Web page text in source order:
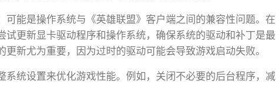
可能是操作系统与《英雄联盟》客户端之间的兼容性问题。在
试更新显卡驱动程序和操作系统，确保系统的驱动和补丁是最
更新尤为重要，因为过时的驱动可能会导致游戏启动失败。
系统设置来优化游戏性能。例如，关闭不必要的后台程序，减